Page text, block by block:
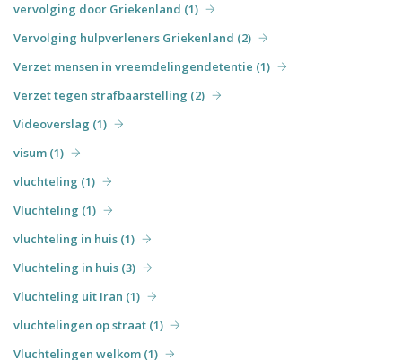
vervolging door Griekenland (1)
Vervolging hulpverleners Griekenland (2)
Verzet mensen in vreemdelingendetentie (1)
Verzet tegen strafbaarstelling (2)
Videoverslag (1)
visum (1)
vluchteling (1)
Vluchteling (1)
vluchteling in huis (1)
Vluchteling in huis (3)
Vluchteling uit Iran (1)
vluchtelingen op straat (1)
Vluchtelingen welkom (1)